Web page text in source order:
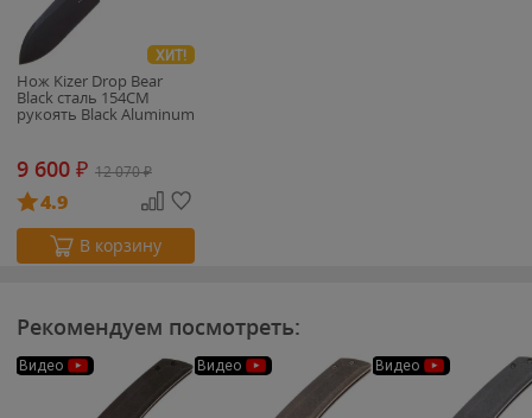
ХИТ!
Нож Kizer Drop Bear
Black сталь 154CM
рукоять Black Aluminum
9 600 ₽ 12 070₽
4.9
В корзину
Рекомендуем посмотреть:
Видео Видео Видео